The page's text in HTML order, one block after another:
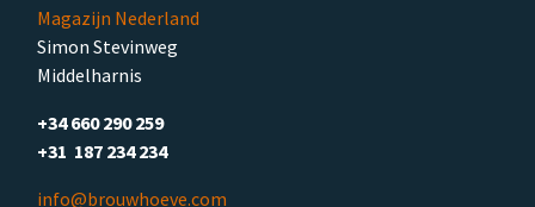
Magazijn Nederland
Simon Stevinweg
Middelharnis
+34 660 290 259
+31 187 234 234
info@brouwhoeve.com